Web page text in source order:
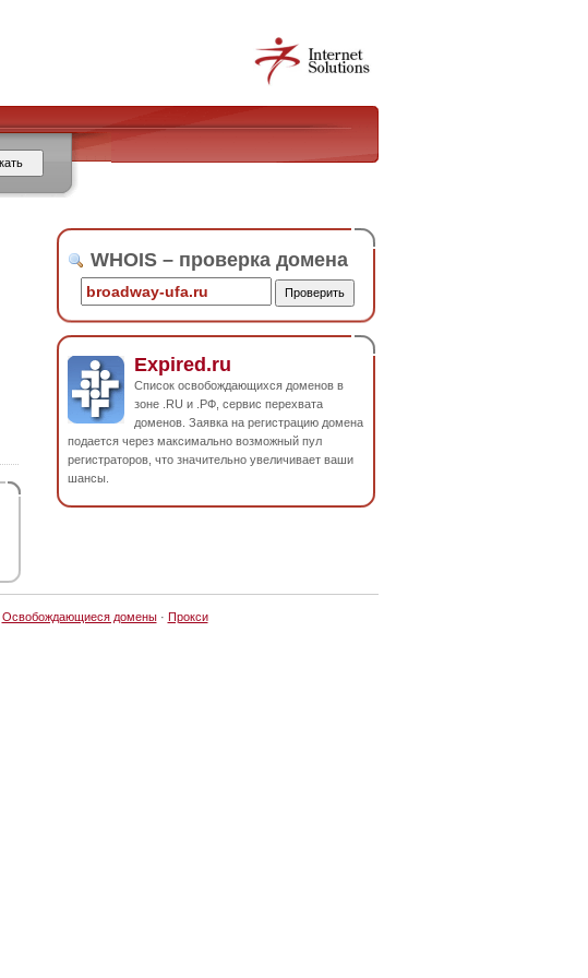
WHOIS – проверка домена
Expired.ru
Список освобождающихся доменов в
зоне .RU и .РФ, сервис перехвата
доменов. Заявка на регистрацию домена
подается через максимально возможный пул
регистраторов, что значительно увеличивает ваши
шансы.
Освобождающиеся домены· Прокси